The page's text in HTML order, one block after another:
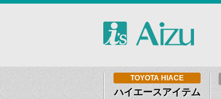
TOYOTA HIACE
ハイエースアイテム